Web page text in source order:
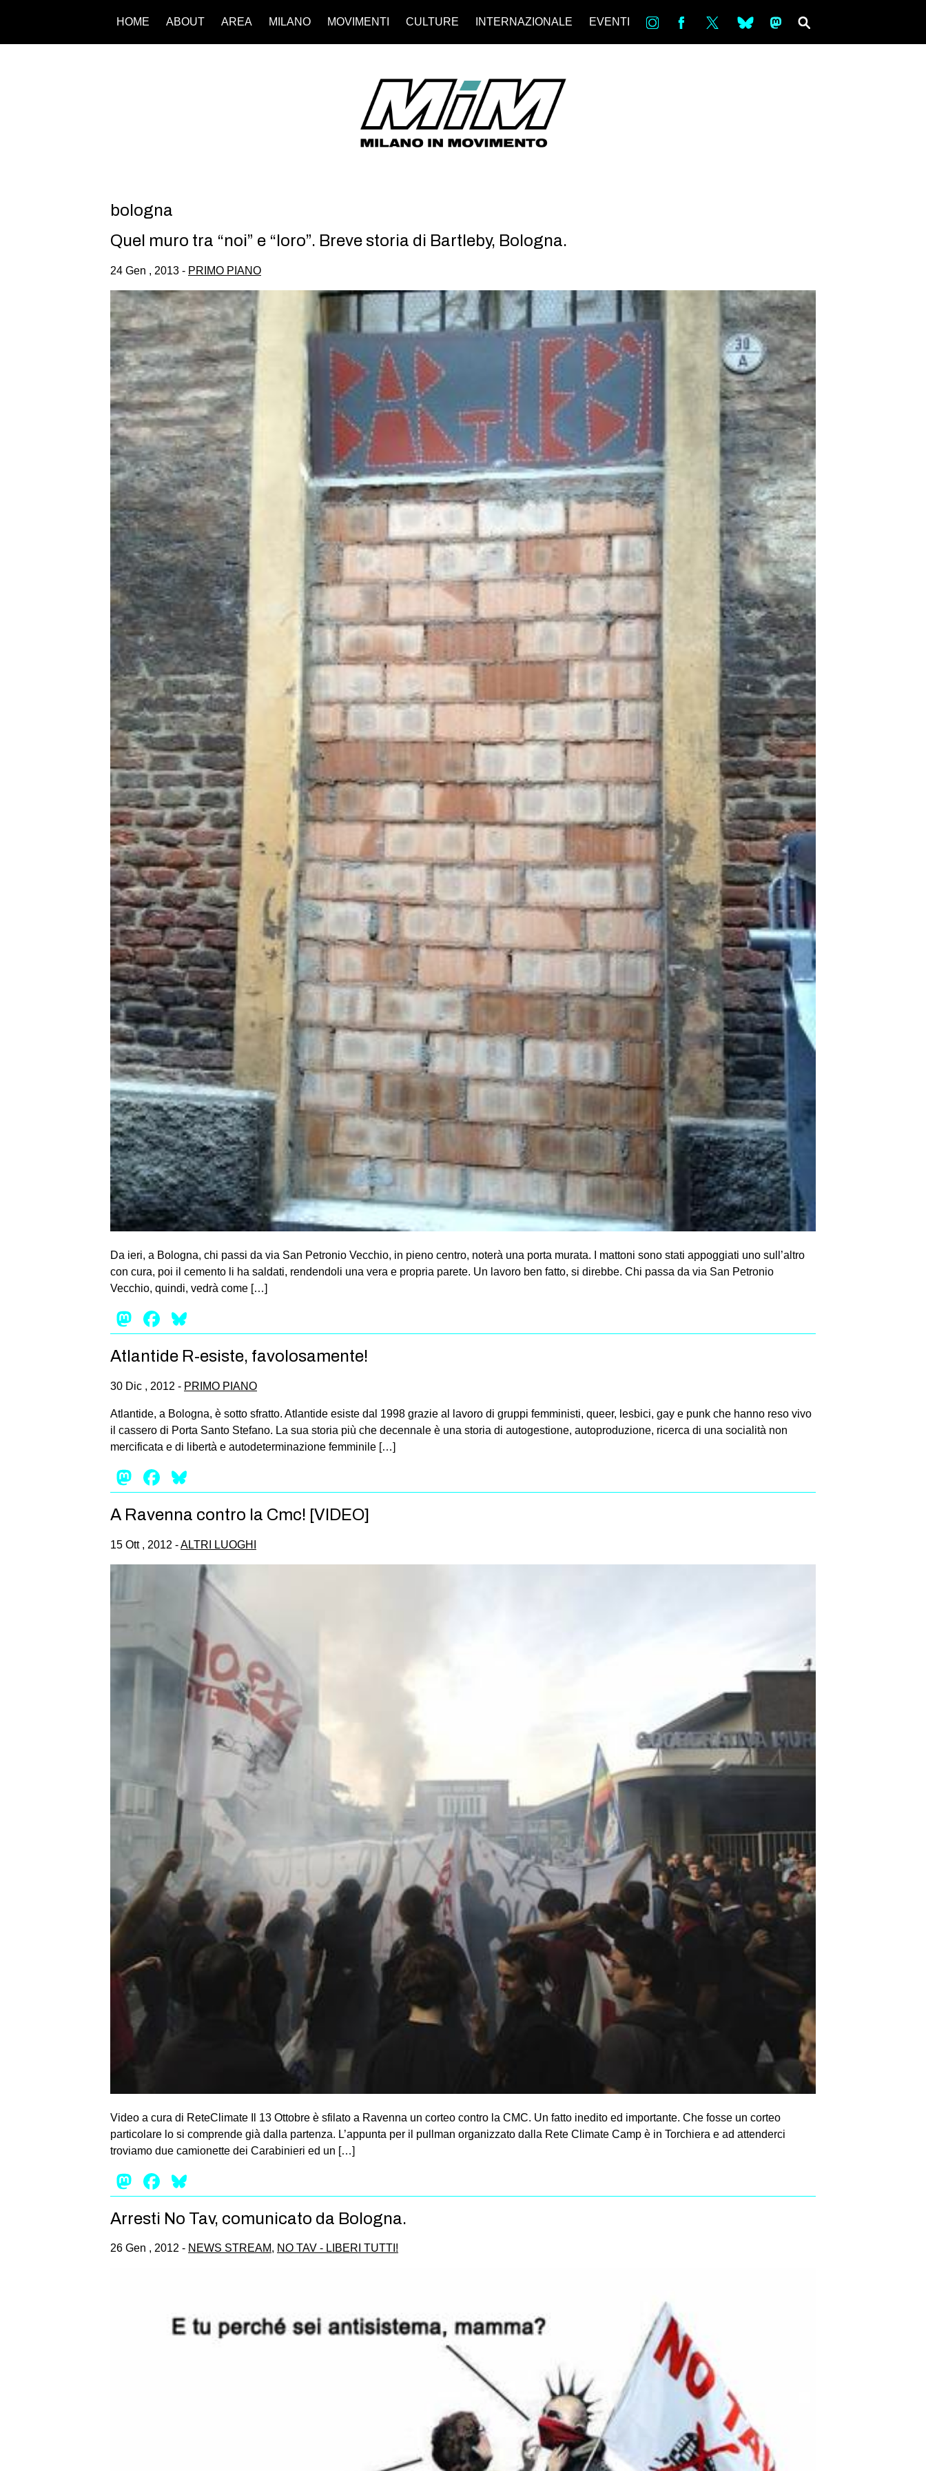
HOME ABOUT AREA MILANO MOVIMENTI CULTURE INTERNAZIONALE EVENTI in bsky ms
bologna
Quel muro tra “noi” e “loro”. Breve storia di Bartleby, Bologna.
24 Gen , 2013 - PRIMO PIANO
Da ieri, a Bologna, chi passi da via San Petronio Vecchio, in pieno centro, noterà una porta murata. I mattoni sono stati appoggiati uno sull’altro
con cura, poi il cemento li ha saldati, rendendoli una vera e propria parete. Un lavoro ben fatto, si direbbe. Chi passa da via San Petronio
Vecchio, quindi, vedrà come […]
Mastodon
Facebook
Atlantide R-esiste, favolosamente!
30 Dic , 2012 - PRIMO PIANO
Atlantide, a Bologna, è sotto sfratto. Atlantide esiste dal 1998 grazie al lavoro di gruppi femministi, queer, lesbici, gay e punk che hanno reso vivo
il cassero di Porta Santo Stefano. La sua storia più che decennale è una storia di autogestione, autoproduzione, ricerca di una socialità non
mercificata e di libertà e autodeterminazione femminile […]
Mastodon
Facebook
A Ravenna contro la Cmc! [VIDEO]
15 Ott , 2012 -ALTRI LUOGHI
Video a cura di ReteClimate Il 13 Ottobre è sfilato a Ravenna un corteo contro la CMC. Un fatto inedito ed importante. Che fosse un corteo
particolare lo si comprende già dalla partenza. L’appunta per il pullman organizzato dalla Rete Climate Camp è in Torchiera e ad attenderci
troviamo due camionette dei Carabinieri ed un […]
Mastodon
Facebook
Arresti No Tav, comunicato da Bologna.
26 Gen , 2012 - NEWS STREAM, NO TAV - LIBERI TUTTI!